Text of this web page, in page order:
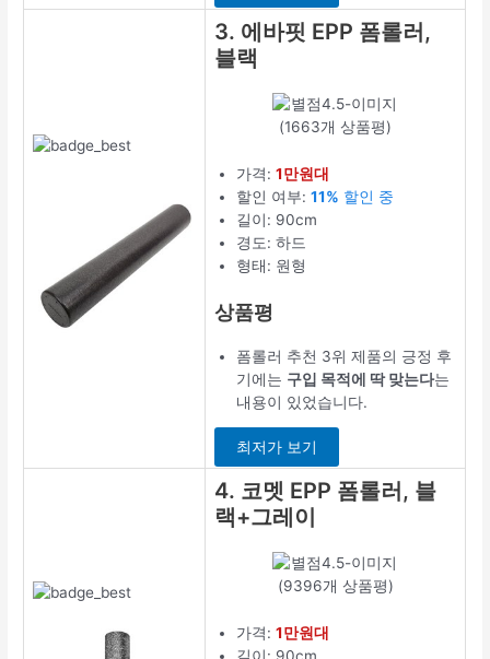
3. 에바핏 EPP 폼롤러,
블랙
(1663개 상품평)
가격:1만원대
할인 여부:11% 할인 중
길이: 90cm
경도: 하드
형태: 원형
상품평
폼롤러 추천 3위 제품의 긍정 후
기에는 구입 목적에 딱 맞는다는
내용이 있었습니다.
최저가 보기
4. 코멧 EPP 폼롤러, 블
랙+그레이
(9396개 상품평)
가격:1만원대